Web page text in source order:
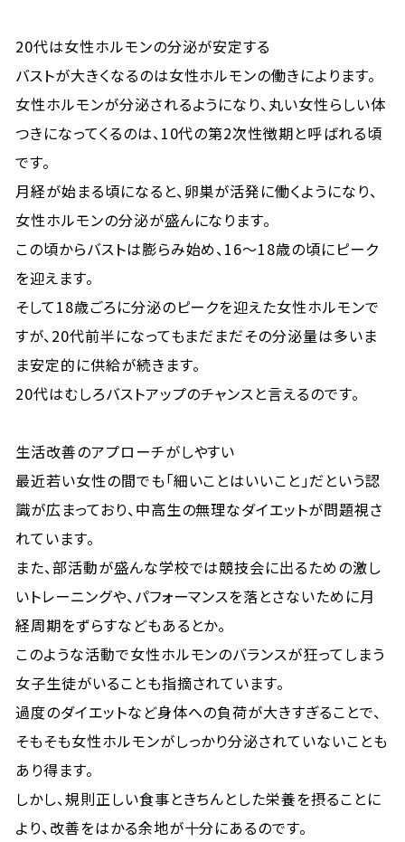
20代は女性ホルモンの分泌が安定する
バストが大きくなるのは女性ホルモンの働きによります。
女性ホルモンが分泌されるようになり、丸い女性らしい体
つきになってくるのは、10代の第2次性徴期と呼ばれる頃
です。
月経が始まる頃になると、卵巣が活発に働くようになり、
女性ホルモンの分泌が盛んになります。
この頃からバストは膨らみ始め、16〜18歳の頃にピーク
を迎えます。
そして18歳ごろに分泌のピークを迎えた女性ホルモンで
すが、20代前半になってもまだまだその分泌量は多いま
ま安定的に供給が続きます。
20代はむしろバストアップのチャンスと言えるのです。
生活改善のアプローチがしやすい
最近若い女性の間でも「細いことはいいこと」だという認
識が広まっており、中高生の無理なダイエットが問題視さ
れています。
また、部活動が盛んな学校では競技会に出るための激し
いトレーニングや、パフォーマンスを落とさないために月
経周期をずらすなどもあるとか。
このような活動で女性ホルモンのバランスが狂ってしまう
女子生徒がいることも指摘されています。
過度のダイエットなど身体への負荷が大きすぎることで、
そもそも女性ホルモンがしっかり分泌されていないことも
あり得ます。
しかし、規則正しい食事ときちんとした栄養を摂ることに
より、改善をはかる余地が十分にあるのです。